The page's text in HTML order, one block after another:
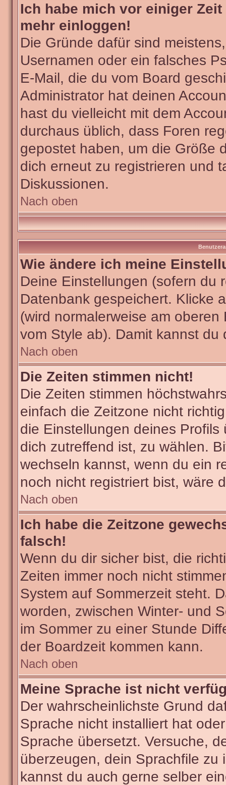
Ich habe mich vor einiger
mehr einloggen!
Die Gründe dafür sind
Usernamen oder ein falsches
E-Mail, die du vom Board
Administrator hat deinen
hast du vielleicht mit dem
durchaus üblich, dass Foren
gepostet haben, um die Größe
dich erneut zu registrieren und
Diskussionen.
Nach oben
Wie ändere ich meine
Deine Einstellungen (sofern du
Datenbank gespeichert. Klicke
(wird normalerweise am
vom Style ab). Damit kannst
Nach oben
Die Zeiten stimmen nicht!
Die Zeiten stimmen
einfach die Zeitzone nicht
die Einstellungen deines
dich zutreffend ist, zu wählen.
wechseln kannst, wenn du ein
noch nicht registriert bist, wäre
Nach oben
Ich habe die Zeitzone
falsch!
Wenn du dir sicher bist, die
Zeiten immer noch nicht
System auf Sommerzeit steht.
worden, zwischen Winter- und
im Sommer zu einer Stunde
der Boardzeit kommen kann.
Nach oben
Meine Sprache ist nicht
Der wahrscheinlichste Grund
Sprache nicht installiert hat
Sprache übersetzt. Versuche,
überzeugen, dein Sprachfile zu
kannst du auch gerne selber